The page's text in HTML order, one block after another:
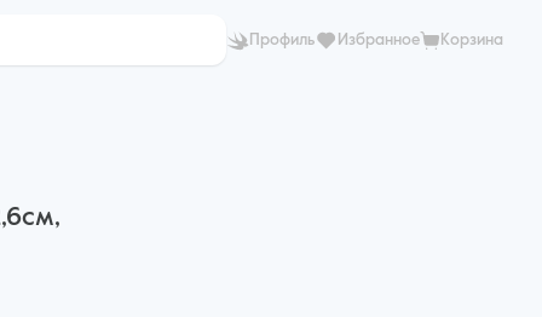
Профиль Избранное Корзина